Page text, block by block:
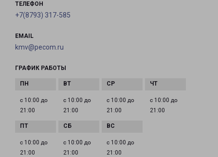
ТЕЛЕФОН
+7(8793) 317-585
EMAIL
kmv@pecom.ru
ГРАФИК РАБОТЫ
с 10:00 до
21:00
с 10:00 до
21:00
с 10:00 до
21:00
с 10:00 до
21:00
с 10:00 до
21:00
с 10:00 до
21:00
с 10:00 до
21:00